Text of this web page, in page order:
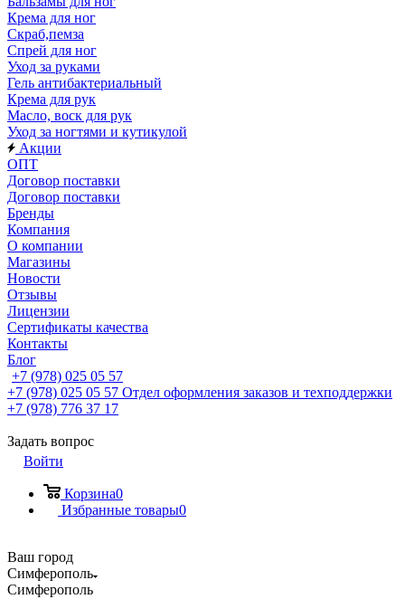
Крема для ног
Скраб,пемза
Спрей для ног
Уход за руками
Гель антибактериальный
Крема для рук
Масло, воск для рук
Уход за ногтями и кутикулой
Акции
ОПТ
Договор поставки
Договор поставки
Бренды
Компания
О компании
Магазины
Новости
Отзывы
Лицензии
Сертификаты качества
Контакты
Блог
+7 (978) 025 05 57
+7 (978) 025 05 57 Отдел оформления заказов и техподдержки
+7 (978) 776 37 17
Задать вопрос
Войти
Корзина0
Избранные товары0
Ваш город
Симферополь
Симферополь